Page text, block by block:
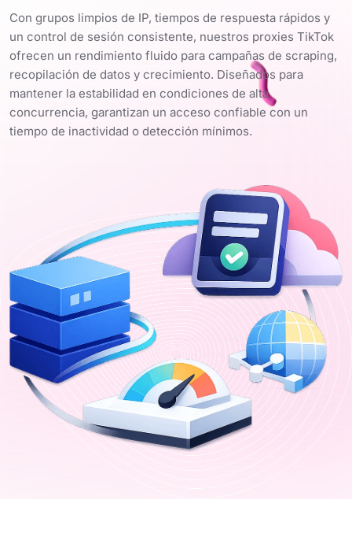
Con grupos limpios de IP, tiempos de respuesta rápidos y
un control de sesión consistente, nuestros proxies TikTok
ofrecen un rendimiento fluido para campañas de scraping,
recopilación de datos y crecimiento. Diseñados para
mantener la estabilidad en condiciones de alta
concurrencia, garantizan un acceso confiable con un
tiempo de inactividad o detección mínimos.